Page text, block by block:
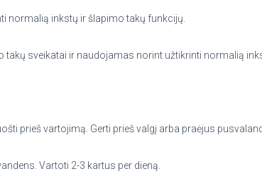
normalią inkstų ir šlapimo takų funkcijų.
sveikatai ir naudojamas norint užtikrinti normalią
prieš vartojimą. Gerti prieš valgį arba praėjus
Vartoti 2-3 kartus per dieną.